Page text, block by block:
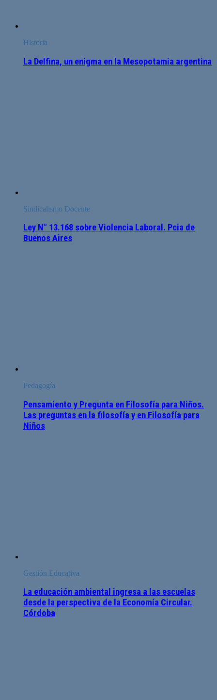
Historia
La Delfina, un enigma en la Mesopotamia argentina
Sindicalismo Docente
Ley N° 13.168 sobre Violencia Laboral. Pcia de
Buenos Aires
Pedagogía
Pensamiento y Pregunta en Filosofía para Niños.
Las preguntas en la filosofía y en Filosofía para
Niños
Gestión Educativa
La educación ambiental ingresa a las escuelas
desde la perspectiva de la Economía Circular.
Córdoba